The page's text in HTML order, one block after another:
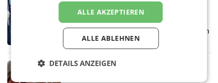
Prozess zu Warner-Übernahme erst
im März 2027
LOS ANGELES Die geplante Übernahme des
Hollywood-Urgesteins Warner Brothers durch
den Rivalen Paramount wird noch lange in
der Schwebe bleiben. Eine Richterin setzte
MARKETING & MEDIA
ALLE AKZEPTIEREN
ALLE ABLEHNEN
DETAILS ANZEIGEN